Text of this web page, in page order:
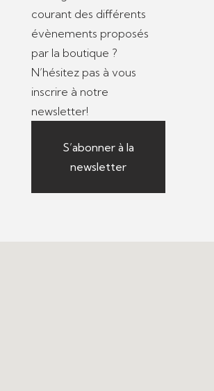
courant des différents
évènements proposés
par la boutique ?
N’hésitez pas à vous
inscrire à notre
newsletter!
S’abonner à la
newsletter